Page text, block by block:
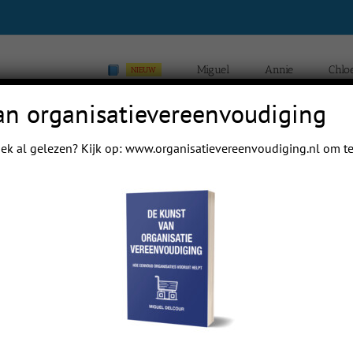
NIEUW Miguel Annie
Home Blogs van Chloé Yip Hei
papa even.
organisatievereenvoudiging
al gelezen? Kijk op: www.organisatievereenvoudiging.nlom